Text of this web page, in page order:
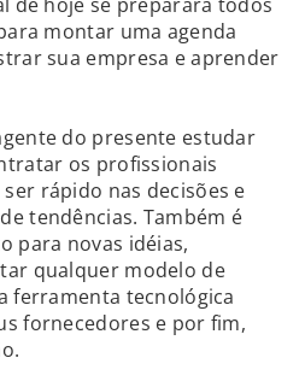
montar uma agenda
sua empresa e aprender
do presente estudar
os profissionais
rápido nas decisões e
tendências. Também é
para novas idéias,
qualquer modelo de
ferramenta tecnológica
fornecedores e por fim,